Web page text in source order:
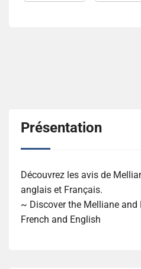
Présentation
Découvrez les avis de
anglais et Français.
~ Discover the Melliane and
French and English